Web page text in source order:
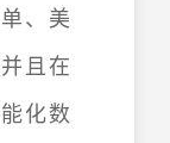
、美
且在
化数